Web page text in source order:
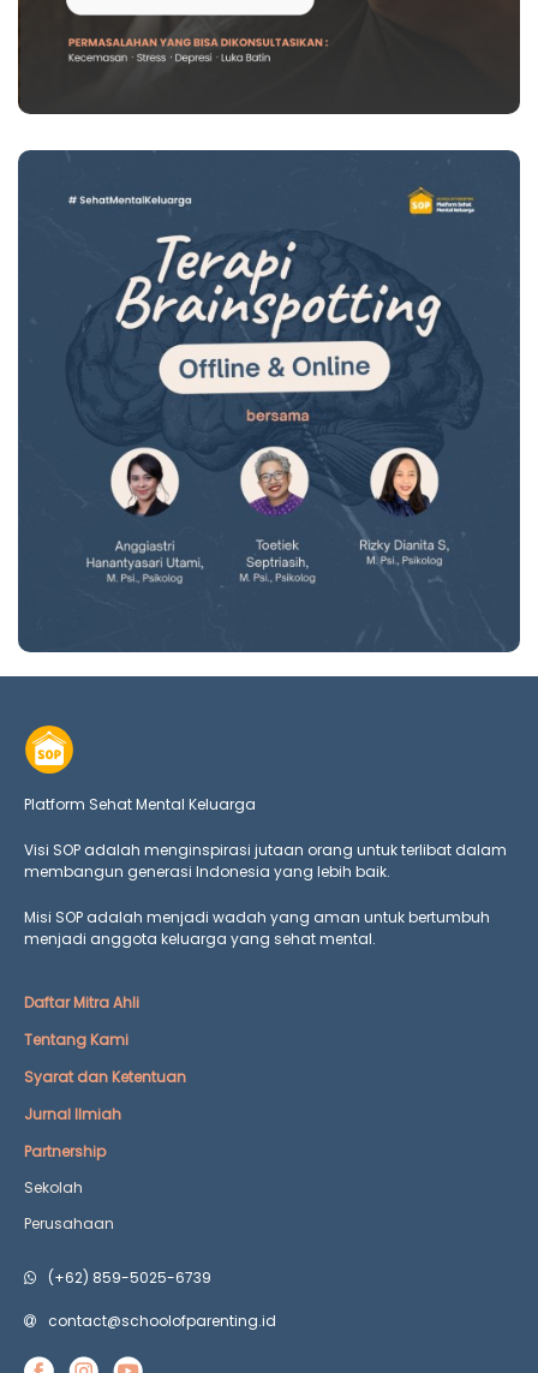
Platform Sehat Mental Keluarga
Visi SOP adalah menginspirasi jutaan orang untuk terlibat dalam
membangun generasi Indonesia yang lebih baik.
Misi SOP adalah menjadi wadah yang aman untuk bertumbuh
menjadi anggota keluarga yang sehat mental.
Daftar Mitra Ahli
Tentang Kami
Syarat dan Ketentuan
Jurnal Ilmiah
Partnership
Sekolah
Perusahaan
(+62) 859-5025-6739
contact@schoolofparenting.id